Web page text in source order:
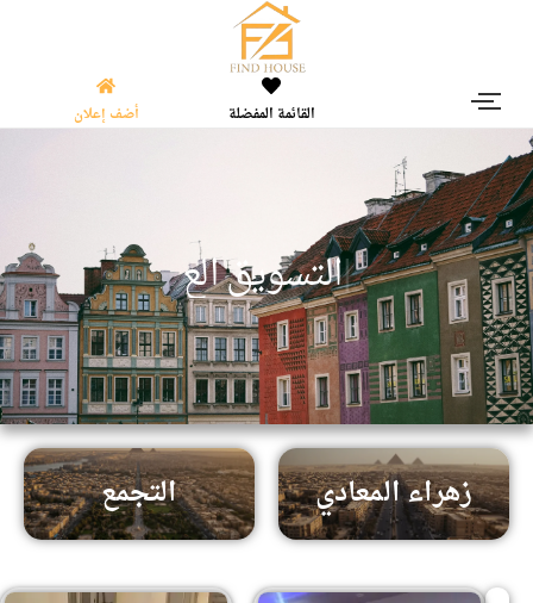
القائمة المفضلة أضف إعلان
التسويقالعقارى |
زهراء المعادي التجمع